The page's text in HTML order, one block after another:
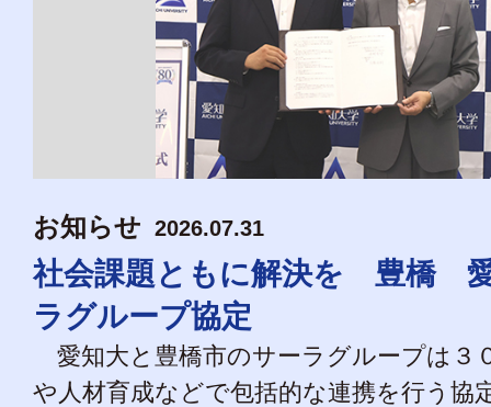
お知らせ 2026.07.31
社会課題ともに解決を 豊橋
ラグループ協定
愛知大と豊橋市のサーラグループは３
や人材育成などで包括的な連携を行う協